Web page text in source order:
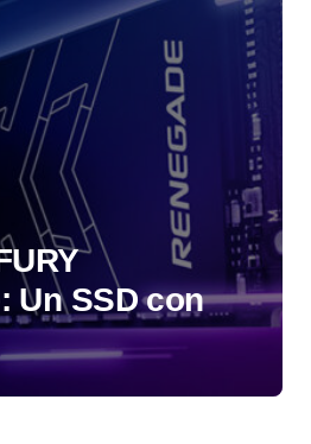
Un SSD con